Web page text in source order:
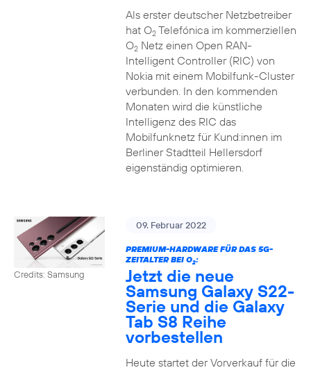
Als erster deutscher Netzbetreiber
hat O2Telefónica im kommerziellen
O2Netz einen Open RAN-
Intelligent Controller (RIC) von
Nokia mit einem Mobilfunk-Cluster
verbunden. In den kommenden
Monaten wird die künstliche
Intelligenz des RIC das
Mobilfunknetz für Kund:innen im
Berliner Stadtteil Hellersdorf
eigenständig optimieren.
Credits: Samsung
09. Februar 2022
PREMIUM-HARDWARE FÜR DAS 5G-
ZEITALTER BEI O2:
Jetzt die neue
Samsung Galaxy S22-
Serie und die Galaxy
Tab S8 Reihe
vorbestellen
Heute startet der Vorverkauf für die